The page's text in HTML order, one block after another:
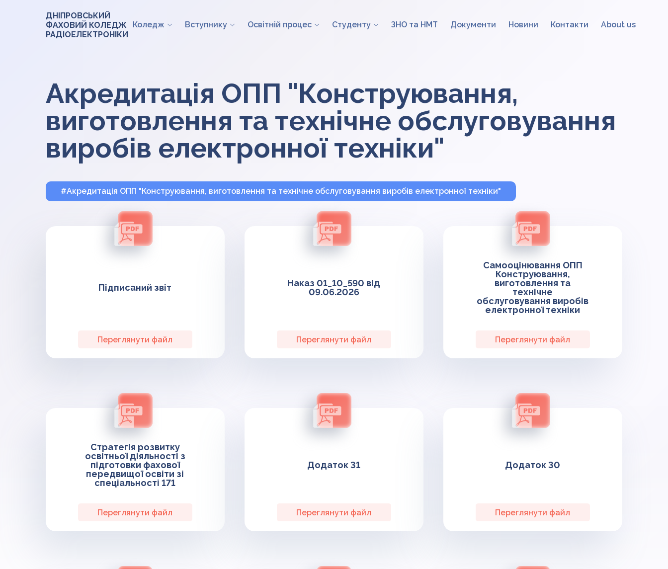
ДНІПРОВСЬКИЙ
ФАХОВИЙ КОЛЕДЖ
РАДІОЕЛЕКТРОНІКИ
Коледж Вступнику Освітній процес Студенту ЗНО та НМТ Документи Новини Контакти About us
Акредитація ОПП "Конструювання,
виготовлення та технічне обслуговування
виробів електронної техніки"
#Акредитація ОПП "Конструювання, виготовлення та технічне обслуговування виробів електронної техніки"
Підписаний звіт
Переглянути файл
Наказ 01_10_590 від
09.06.2026
Переглянути файл
Самооцінювання ОПП
Конструювання,
виготовлення та
технічне
обслуговування виробів
електронної техніки
Переглянути файл
Стратегія розвитку
освітньої діяльності з
підготовки фахової
передвищої освіти зі
спеціальності 171
Переглянути файл
Додаток 31
Переглянути файл
Додаток 30
Переглянути файл